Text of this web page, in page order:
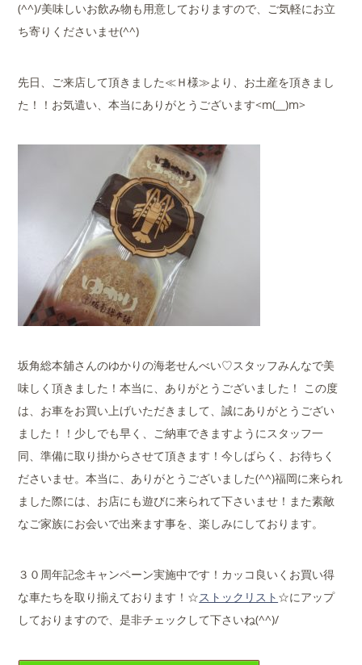
(^^)/美味しいお飲み物も用意しておりますので、ご気軽にお立
ち寄りくださいませ(^^)
先日、ご来店して頂きました≪Ｈ様≫より、お土産を頂きまし
た！！お気遣い、本当にありがとうございます<m(__)m>
坂角総本舖さんのゆかりの海老せんべい♡スタッフみんなで美
味しく頂きました！本当に、ありがとうございました！ この度
は、お車をお買い上げいただきまして、誠にありがとうござい
ました！！少しでも早く、ご納車できますようにスタッフ一
同、準備に取り掛からさせて頂きます！今しばらく、お待ちく
ださいませ。本当に、ありがとうございました(^^)福岡に来られ
ました際には、お店にも遊びに来られて下さいませ！また素敵
なご家族にお会いで出来ます事を、楽しみにしております。
３０周年記念キャンペーン実施中です！カッコ良いくお買い得
な車たちを取り揃えております！☆ストックリスト ☆にアップ
しておりますので、是非チェックして下さいね(^^)/